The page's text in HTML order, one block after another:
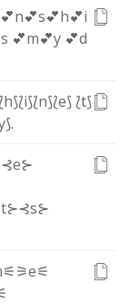
💕n💕s💕h💕i
💕m💕y 💕d
⟅h⟆⟅i⟆⟅n⟆⟅e⟆ ⟅t⟆
.
⊰e⊱
⊰s⊱
⚞e⚟